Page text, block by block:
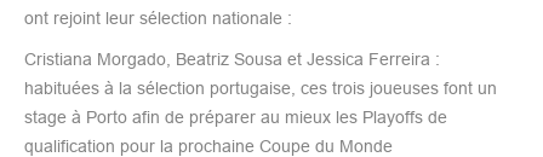
ont rejoint leur sélection nationale :
Cristiana Morgado, Beatriz Sousa et Jessica Ferreira :
habituées à la sélection portugaise, ces trois joueuses font un
stage à Porto afin de préparer au mieux les Playoffs de
qualification pour la prochaine Coupe du Monde